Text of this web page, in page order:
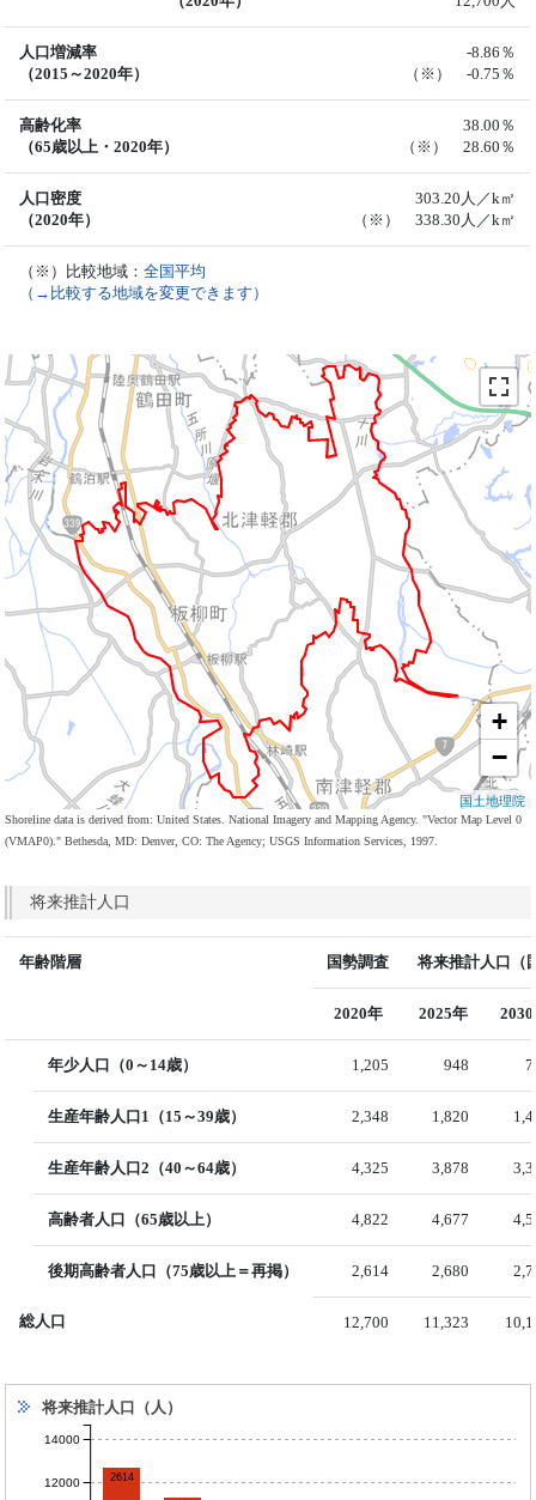
人口増減率
（2015～2020年）
-8.86％
（※） -0.75％
高齢化率
（65歳以上・2020年）
38.00％
（※） 28.60％
人口密度
（2020年）
303.20人／k㎡
（※） 338.30人／k㎡
（※）比較地域：全国平均
（→比較する地域を変更できます）
+
−
国土地理院
Shoreline data is derived from: United States. National Imagery and Mapping Agency. "Vector Map Level 0
(VMAP0)." Bethesda, MD: Denver, CO: The Agency; USGS Information Services, 1997.
将来推計人口
年齢階層 国勢調査 将来推計人口（
2020年 2025年
年少人口（0～14歳） 1,205 948
生産年齢人口1（15～39歳） 2,348 1,820
生産年齢人口2（40～64歳） 4,325 3,878
高齢者人口（65歳以上） 4,822 4,677
後期高齢者人口（75歳以上＝再掲） 2,614 2,680
総人口 12,700 11,323
将来推計人口（人）
2614
12000
14000